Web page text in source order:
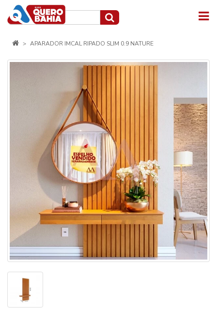
APARADOR IMCAL RIPADO SLIM 0.9 NATURE